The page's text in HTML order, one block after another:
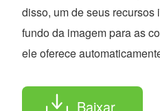
disso, um de seus
fundo da imagem para as
ele oferece
Baixar